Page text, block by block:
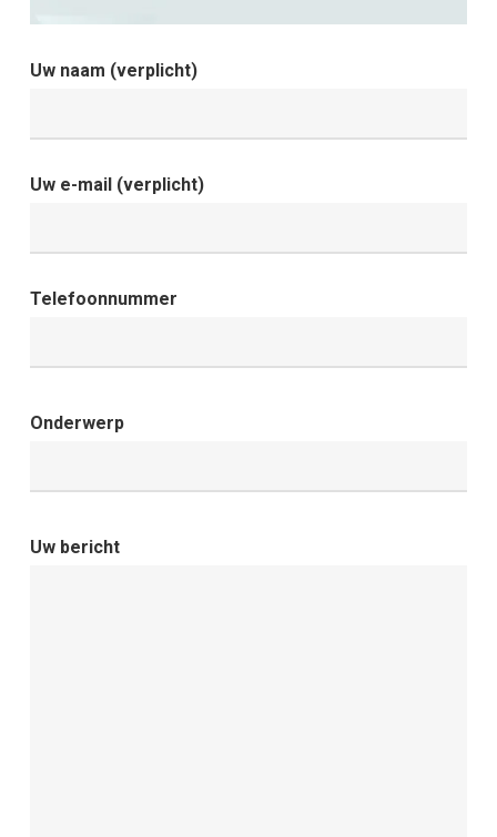
Uw naam (verplicht)
Uw e-mail (verplicht)
Telefoonnummer
Onderwerp
Uw bericht